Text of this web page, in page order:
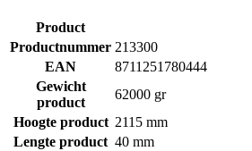
Product
Productnummer 213300
EAN
8711251780444
Gewicht
product
62000 gr
Hoogte product 2115 mm
Lengte product 40 mm